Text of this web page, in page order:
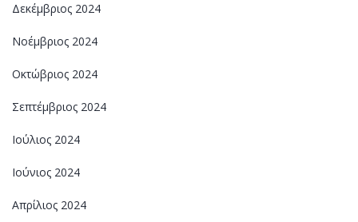
Δεκέμβριος 2024
Νοέμβριος 2024
Οκτώβριος 2024
Σεπτέμβριος 2024
Ιούλιος 2024
Ιούνιος 2024
Απρίλιος 2024